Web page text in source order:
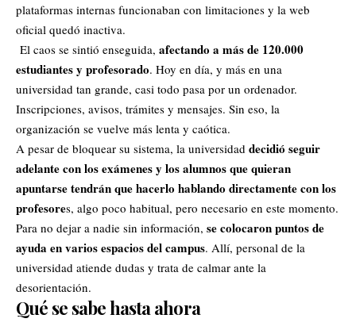
plataformas internas funcionaban con limitaciones y la web
oficial quedó inactiva.
El caos se sintió enseguida, afectando a más de 120.000
estudiantes y profesorado. Hoy en día, y más en una
universidad tan grande, casi todo pasa por un ordenador.
Inscripciones, avisos, trámites y mensajes. Sin eso, la
organización se vuelve más lenta y caótica.
A pesar de bloquear su sistema, la universidad decidió seguir
adelante con los exámenes y los alumnos que quieran
apuntarse tendrán que hacerlo hablando directamente con los
profesores, algo poco habitual, pero necesario en este momento.
Para no dejar a nadie sin información, se colocaron puntos de
ayuda en varios espacios del campus. Allí, personal de la
universidad atiende dudas y trata de calmar ante la
desorientación.
Qué se sabe hasta ahora